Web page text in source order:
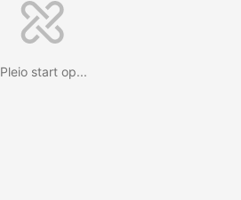
Pleio start op...